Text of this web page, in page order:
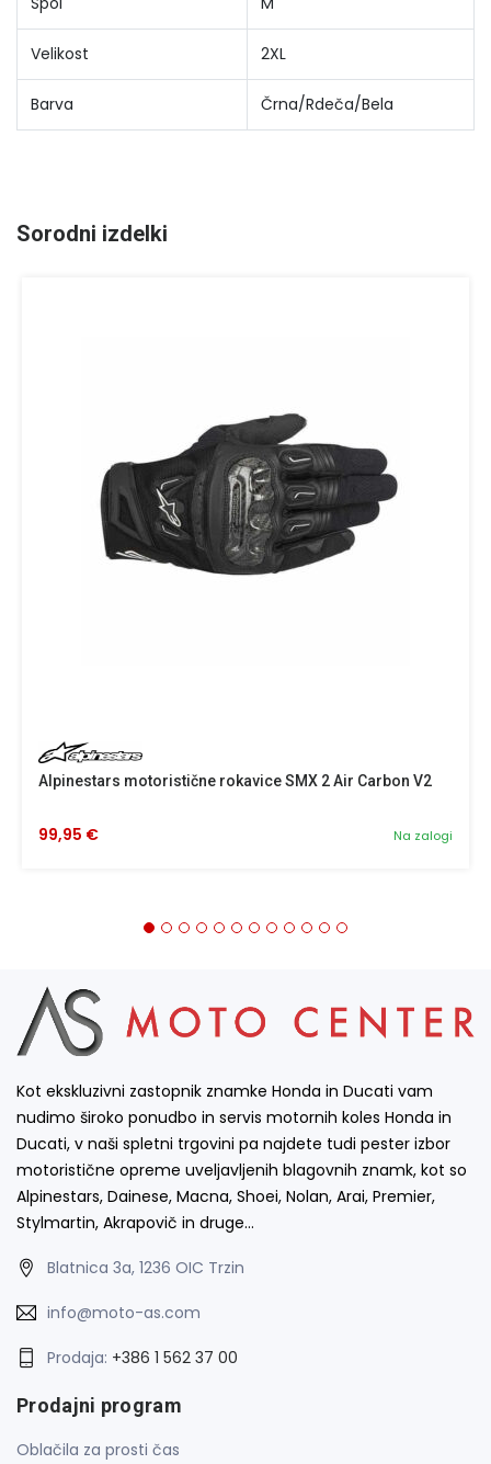
Velikost 2XL
Barva Črna/Rdeča/Bela
Sorodni izdelki
Alpinestars motoristične rokavice SMX 2 Air Carbon V2
Na zalogi
99,95 €
Kot ekskluzivni zastopnik znamke Honda in Ducati vam
nudimo široko ponudbo in servis motornih koles Honda in
Ducati, v naši spletni trgovini pa najdete tudi pester izbor
motoristične opreme uveljavljenih blagovnih znamk, kot so
Alpinestars, Dainese, Macna, Shoei, Nolan, Arai, Premier,
Stylmartin, Akrapovič in druge…
Blatnica 3a, 1236 OIC Trzin
info@moto-as.com
Prodaja: +386 1 562 37 00
Prodajni program
Oblačila za prosti čas